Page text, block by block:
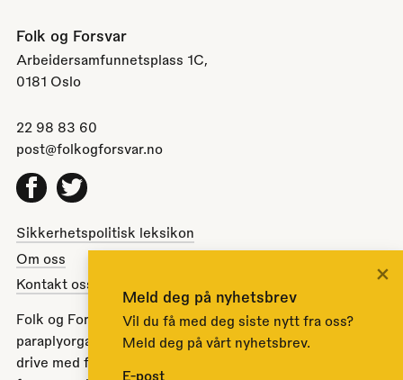
Folk og Forsvar
Arbeidersamfunnetsplass 1C,
0181 Oslo
22 98 83 60
post@folkogforsvar.no
Facebook
Twitter
Sikkerhetspolitisk leksikon
Om oss
Kontakt oss
Folk og Forsvar er en partipolitisk nøytral
paraplyorganisasjon opprettet av Stortinget i 1951 for å
drive med folkeopplysning om norsk sikkerhets- og
Meld deg på nyhetsbrev
Vil du få med deg siste nytt fra oss?
Meld deg på vårt nyhetsbrev.
E-post
×